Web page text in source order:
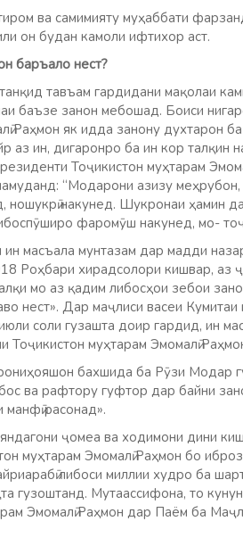
ва самимияту муҳаббати
он будан камоли ифтихор аст.
баръало нест?
тавъам гардидани мақолаи
баъзе занон мебошад. Боиси
Раҳмон як идда занону духтарон
аз ин, дигаронро ба ин кор талқин
Тоҷикистон муҳтарам
“Модарони азизу
ношукрӣ накунед. Шукронаи ҳамин
фаромӯш накунед, мо-
масъала мунтазам дар мадди
Роҳбари хирадсолори кишвар, аз
мо аз қадим либосҳои зебои
нест». Дар маҷлиси васеи
соли гузашта доир гардид, ин
Тоҷикистон муҳтарам Эмомалӣ
бахшида ба Рӯзи Модар
ва рафтору гуфтор дар байни
манфӣ расонад».
ҷомеа ва ходимони дини
муҳтарам Эмомалӣ Раҳмон бо
либоси миллии худро ба
гузоштанд. Мутаассифона, то
Эмомалӣ Раҳмон дар Паём ба